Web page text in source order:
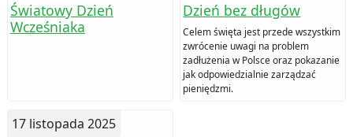
Światowy Dzień
Wcześniaka
Dzień bez długów
Celem święta jest przede wszystkim
zwrócenie uwagi na problem
zadłużenia w Polsce oraz pokazanie
jak odpowiedzialnie zarządzać
pieniędzmi.
17 listopada 2025